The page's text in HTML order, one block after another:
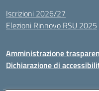
Iscrizioni 2026/27
Elezioni Rinnovo RSU 2025
Amministrazione
Dichiarazione di